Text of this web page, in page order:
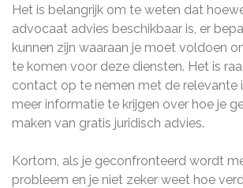
Het is belangrijk om te weten dat
advocaat advies beschikbaar is, er
kunnen zijn waaraan je moet voldoen
te komen voor deze diensten. Het is
contact op te nemen met de relevante
meer informatie te krijgen over hoe je
maken van gratis juridisch advies.
Kortom, als je geconfronteerd wordt
probleem en je niet zeker weet hoe